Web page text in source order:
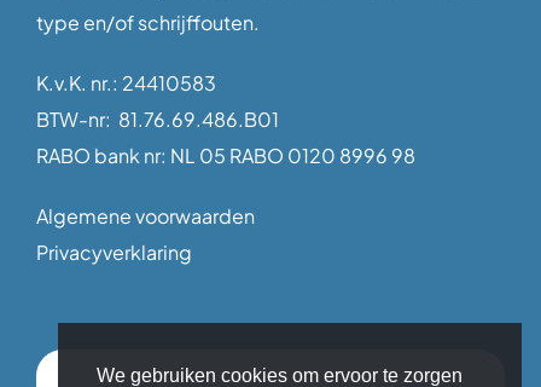
type en/of schrijffouten.
K.v.K. nr.: 24410583
BTW-nr: 81.76.69.486.B01
RABO bank nr: NL 05 RABO 0120 8996 98
Algemene voorwaarden
Privacyverklaring
We gebruiken cookies om ervoor te zorgen